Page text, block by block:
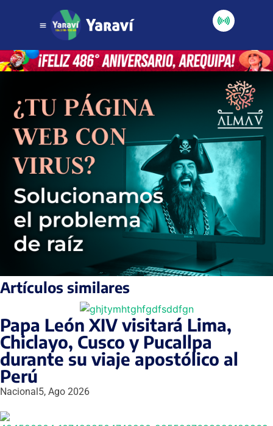
Artículos similares
Papa León XIV visitará Lima,
Chiclayo, Cusco y Pucallpa
durante su viaje apostólico al
Perú
Nacional5, Ago 2026